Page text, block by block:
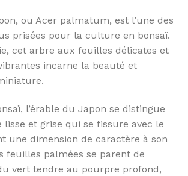
ou Acer palmatum, est l’une des
prisées pour la culture en bonsaï.
cet arbre aux feuilles délicates et
incarne la beauté et
l’érable du Japon se distingue
lisse et grise qui se fissure avec le
une dimension de caractère à son
feuilles palmées se parent de
vert tendre au pourpre profond,